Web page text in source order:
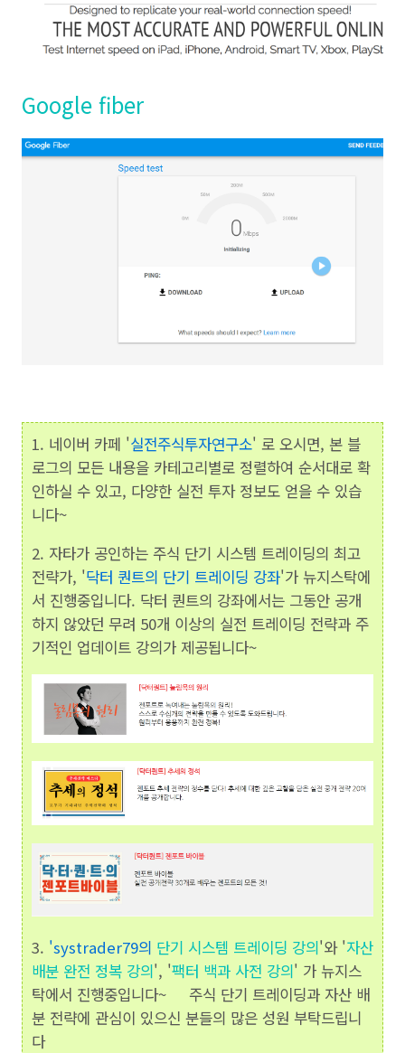
Google fiber
1. 네이버 카페 '실전주식투자연구소' 로 오시면, 본 블
로그의 모든 내용을 카테고리별로 정렬하여 순서대로 확
인하실 수 있고, 다양한 실전 투자 정보도 얻을 수 있습
니다~
2. 자타가 공인하는 주식 단기 시스템 트레이딩의 최고
전략가, '닥터 퀀트의 단기 트레이딩 강좌'가 뉴지스탁에
서 진행중입니다. 닥터 퀀트의 강좌에서는 그동안 공개
하지 않았던 무려 50개 이상의 실전 트레이딩 전략과 주
기적인 업데이트 강의가 제공됩니다~
3. 'systrader79의 단기 시스템 트레이딩 강의'와 '자산
배분 완전 정복 강의', '팩터 백과 사전 강의' 가 뉴지스
탁에서 진행중입니다~ 주식 단기 트레이딩과 자산 배
분 전략에 관심이 있으신 분들의 많은 성원 부탁드립니
다